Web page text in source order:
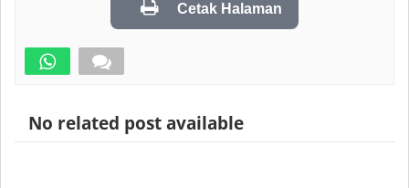
Cetak Halaman
No related post available